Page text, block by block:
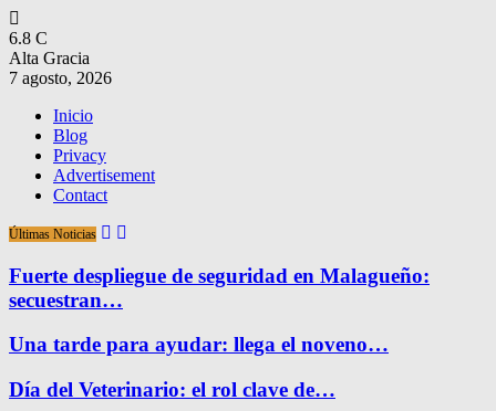
6.8 C
Alta Gracia
7 agosto, 2026
Inicio
Blog
Privacy
Advertisement
Contact
Últimas Noticias
Fuerte despliegue de seguridad en Malagueño:
secuestran…
Una tarde para ayudar: llega el noveno…
Día del Veterinario: el rol clave de…